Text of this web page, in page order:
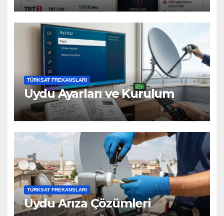
TÜRKSAT FREKANSLARI
Uydu Ayarları ve Kurulum
TÜRKSAT FREKANSLARI
Uydu Arıza Çözümleri